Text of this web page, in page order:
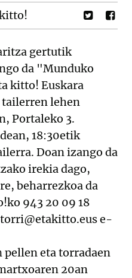
gertutik
da "Munduko
kitto! Euskara
lehen
Portaleko 3.
18:30etik
Doan izango da
irekia dago,
beharrezkoa da
943 20 09 18
e-
pellen eta torradaen
20an